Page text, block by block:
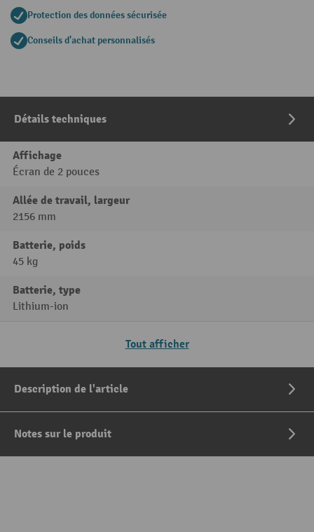
Protection des données sécurisée
Conseils d'achat personnalisés
Détails techniques
Affichage
Écran de 2 pouces
Allée de travail, largeur
2156 mm
Batterie, poids
45 kg
Batterie, type
Lithium-ion
Tout afficher
Description de l'article
Notes sur le produit